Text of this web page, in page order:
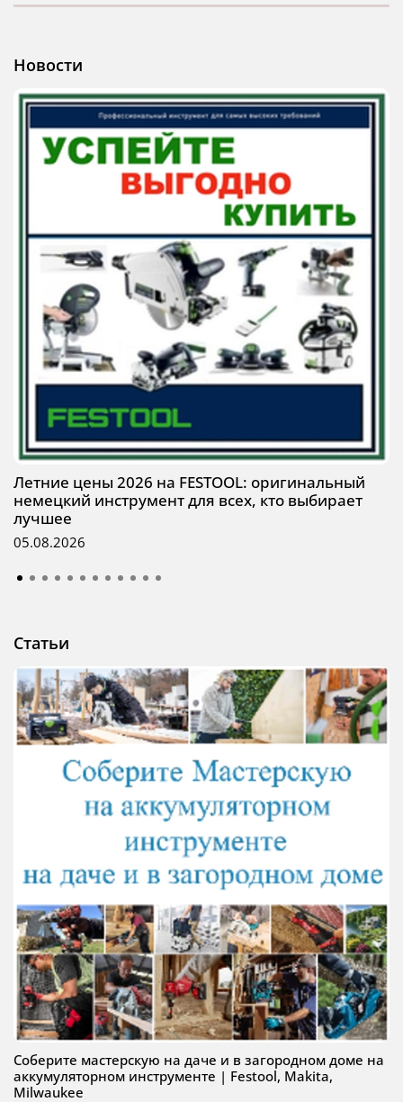
Новости
Летние цены 2026 на FESTOOL: оригинальный
немецкий инструмент для всех, кто выбирает
лучшее
05.08.2026
Статьи
Соберите мастерскую на даче и в загородном доме на
аккумуляторном инструменте | Festool, Makita,
Milwaukee